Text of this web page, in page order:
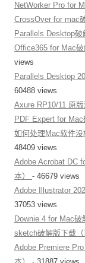
NetWorker Pro for
CrossOver for mac
Parallels Desktop
Office365 for Mac
views
Parallels Desktop
60488 views
Axure RP10/11 原
PDF Expert for
如何处理Mac软件
48409 views
Adobe Acrobat DC
本） - 46679 views
Adobe Illustrator
37053 views
Downie 4 for Mac
sketch破解版下载
Adobe Premiere